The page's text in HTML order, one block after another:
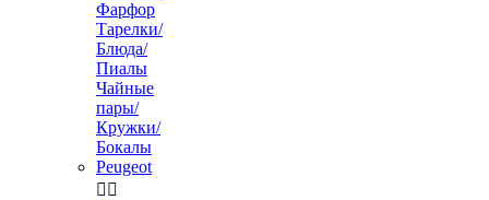
Фарфор
Тарелки/
Блюда/
Пиалы
Чайные
пары/
Кружки/
Бокалы
Peugeot
 